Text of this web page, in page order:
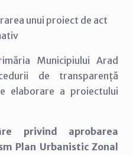
unui proiect de act
Municipiului Arad
de transparență
elaborare a proiectului
privind aprobarea
Plan Urbanistic Zonal